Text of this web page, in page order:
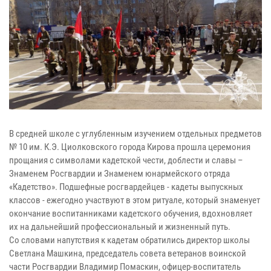
В средней школе с углубленным изучением отдельных предметов
№ 10 им. К.Э. Циолковского города Кирова прошла церемония
прощания с символами кадетской чести, доблести и славы –
Знаменем Росгвардии и Знаменем юнармейского отряда
«Кадетство». Подшефные росгвардейцев - кадеты выпускных
классов - ежегодно участвуют в этом ритуале, который знаменует
окончание воспитанниками кадетского обучения, вдохновляет
их на дальнейший профессиональный и жизненный путь.
Со словами напутствия к кадетам обратились директор школы
Светлана Машкина, председатель совета ветеранов воинской
части Росгвардии Владимир Помаскин, офицер-воспитатель